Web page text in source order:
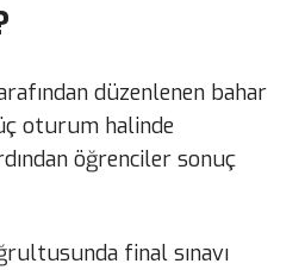
düzenlenen bahar
oturum halinde
öğrenciler sonuç
final sınavı